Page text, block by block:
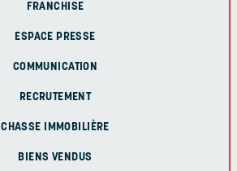
FRANCHISE
ESPACE PRESSE
COMMUNICATION
RECRUTEMENT
CHASSE IMMOBILIÈRE
BIENS VENDUS